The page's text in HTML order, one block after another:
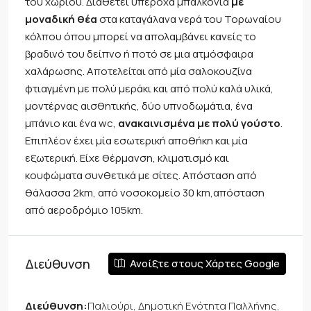
μοναδική θέαστα καταγάλανα νερά του Τορωναίου
κόλπου όπου μπορεί να απολαμβάνει κανείς το
βραδινό του δείπνο ή ποτό σε μια ατμόσφαιρα
χαλάρωσης. Αποτελείται από μία σαλοκουζίνα
φτιαγμένη με πολύ μεράκι και από πολύ καλά υλικά,
μοντέρνας αισθητικής, δύο υπνοδωμάτια, ένα
μπάνιο και ένα wc, ανακαινισμένα με πολύ γούστο.
Επιπλέον έχει μία εσωτερική αποθήκη και μία
εξωτερική. Είχε θέρμανση, κλιματισμό και
κουφώματα συνθετικά με σίτες. Απόσταση από
θάλασσα 2km, από νοσοκομείο 30 km,απόσταση
από αεροδρόμιο 105km.
Διεύθυνση Ανοίξτε στους Χάρτες Google
Διεύθυνση:Παλιούρι, Δημοτική Ενότητα Παλλήνης,